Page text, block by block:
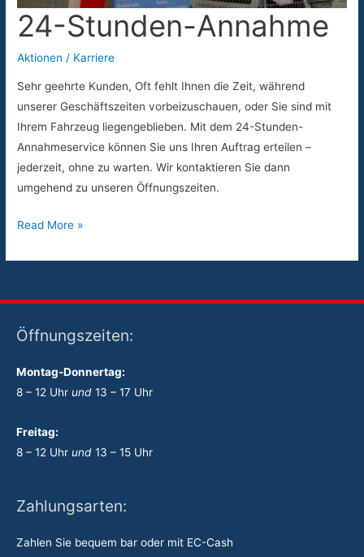
24-Stunden-Annahme
Aktionen / Karriere
Sehr geehrte Kunden, Oft fehlt Ihnen die Zeit, während
unserer Geschäftszeiten vorbeizuschauen, oder Sie sind mit
Ihrem Fahrzeug liegengeblieben. Mit dem 24-Stunden-
Annahmeservice können Sie uns Ihren Auftrag erteilen –
jederzeit, ohne zu warten. Wir kontaktieren Sie dann
umgehend zu unseren Öffnungszeiten.
24-
Annahme
Read More »
Öffnungszeiten:
Montag-Donnertag:
8 – 12 Uhr und 13 – 17 Uhr
Freitag:
8 – 12 Uhr und 13 – 15 Uhr
Zahlungsarten:
Zahlen Sie bequem bar oder mit EC-Cash